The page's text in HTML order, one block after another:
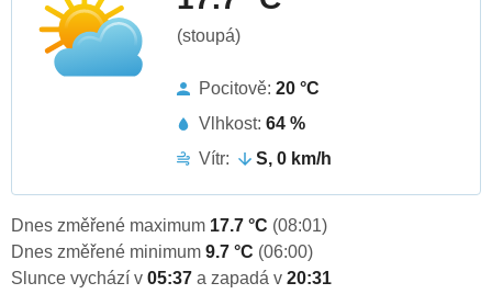
(stoupá)
Pocitově: 20 °C
Vlhkost: 64 %
Vítr:
S, 0 km/h
Dnes změřené maximum 17.7 °C (08:01)
Dnes změřené minimum 9.7 °C (06:00)
Slunce vychází v 05:37 a zapadá v 20:31